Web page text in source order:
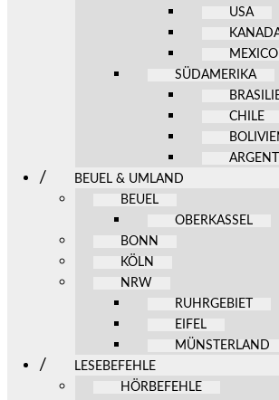
USA
MEXICO
SÜDAMERIKA
CHILE
BEUEL & UMLAND
BEUEL
OBERKASSEL
BONN
KÖLN
NRW
RUHRGEBIET
EIFEL
MÜNSTERLAND
LESEBEFEHLE
HÖRBEFEHLE